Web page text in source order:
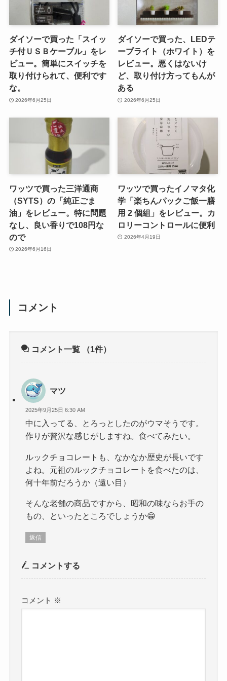
ダイソーで買った「スイッ
チ付ＵＳＢケーブル」をレ
ビュー。簡単にスイッチを
取り付けられて、便利です
な。
2026年6月25日
ダイソーで買った、LEDテ
ープライト（ホワイト）を
レビュー。悪くはないけ
ど、取り付け方ってもんが
ある
2026年6月25日
ワッツで買った三洋通商
（SYTS）の「純正ごま
油」をレビュー。特に問題
なし、良い香りで108円な
ので
2026年6月16日
ワッツで買ったイノマタ化
学「楽ちんパックご飯一膳
用 2 個組」をレビュー。カ
ロリーコントロールに便利
2026年4月19日
コメント
コメント一覧 （1件）
マツ
2025年9月25日 6:30 AM
中に入ってる、とろっとしたのがウマそうです。
作りが贅沢な感じがしますね。食べてみたい。
ルックチョコレートも、なかなか歴史が長いです
よね。元祖のルックチョコレートを食べたのは、
何十年前だろうか（遠い目）
そんな老舗の商品ですから、昭和の味ならお手の
もの、といったところでしょうか😁
返信
コメントする
コメント ※